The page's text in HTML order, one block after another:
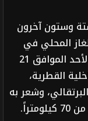
وستون آخرون
المحلي في
مدينة راس لفان الصناعية بقطر، مساء الأحد الموافق 21
القطرية،
وشعر به